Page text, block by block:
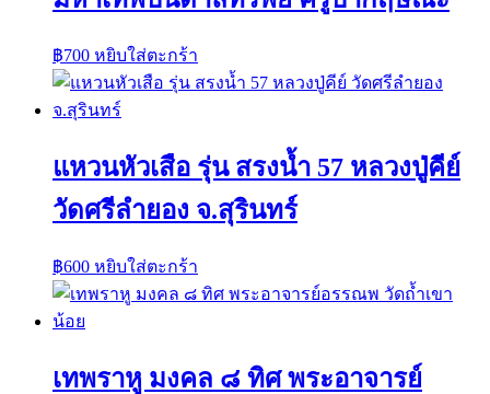
฿700 หยิบใส่ตะกร้า
แหวนหัวเสือ รุ่น สรงน้ำ 57 หลวงปู่คีย์
วัดศรีลำยอง จ.สุรินทร์
฿600 หยิบใส่ตะกร้า
เทพราหู มงคล ๘ ทิศ พระอาจารย์